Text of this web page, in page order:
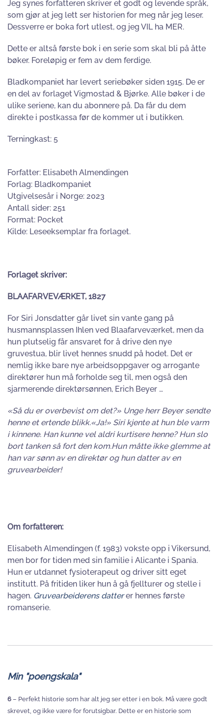
Jeg synes forfatteren skriver et godt og levende språk,
som gjør at jeg lett ser historien for meg når jeg leser.
Dessverre er boka fort utlest, og jeg VIL ha MER.
Dette er altså første bok i en serie som skal bli på åtte
bøker. Foreløpig er fem av dem ferdige.
Bladkompaniet har levert seriebøker siden 1915. De er
en del av forlaget Vigmostad & Bjørke. Alle bøker i de
ulike seriene, kan du abonnere på. Da får du dem
direkte i postkassa før de kommer ut i butikken.
Terningkast: 5
Forfatter: Elisabeth Almendingen
Forlag: Bladkompaniet
Utgivelsesår i Norge: 2023
Antall sider: 251
Format: Pocket
Kilde: Leseeksemplar fra forlaget.
Forlaget skriver:
BLAAFARVEVÆRKET, 1827
For Siri Jonsdatter går livet sin vante gang på
husmannsplassen Ihlen ved Blaafarveværket, men da
hun plutselig får ansvaret for å drive den nye
gruvestua, blir livet hennes snudd på hodet. Det er
nemlig ikke bare nye arbeidsoppgaver og arrogante
direktører hun må forholde seg til, men også den
sjarmerende direktørsønnen, Erich Beyer …
«Så du er overbevist om det?» Unge herr Beyer sendte
henne et ertende blikk.«Ja!» Siri kjente at hun ble varm
i kinnene. Han kunne vel aldri kurtisere henne? Hun slo
bort tanken så fort den kom.Hun måtte ikke glemme at
han var sønn av en direktør og hun datter av en
gruvearbeider!
Om forfatteren:
Elisabeth Almendingen (f. 1983) vokste opp i Vikersund,
men bor for tiden med sin familie i Alicante i Spania.
Hun er utdannet fysioterapeut og driver sitt eget
institutt. På fritiden liker hun å gå fjellturer og stelle i
hagen. Gruvearbeiderens datterer hennes første
romanserie.
Min "poengskala"
6– Perfekt historie som har alt jeg ser etter i en bok. Må være godt
skrevet, og ikke være for forutsigbar. Dette er en historie som